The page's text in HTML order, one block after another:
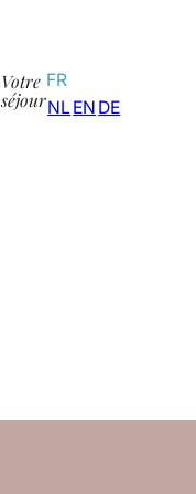
Votre
séjour
FR
NL EN DE